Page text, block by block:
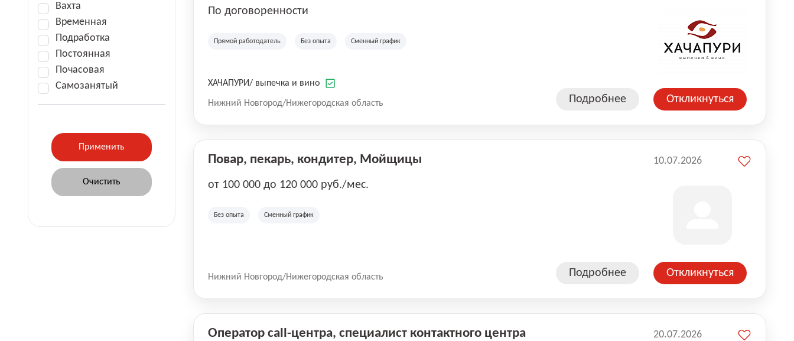
Вахта
Временная
Подработка
Постоянная
Почасовая
Самозанятый
По договоренности
Прямой работодатель Без опыта Сменный график
ХАЧАПУРИ/ выпечка и вино
Нижний Новгород/Нижегородская область Подробнее Откликнуться
Повар, пекарь, кондитер, Мойщицы
от 100 000 до 120 000 руб./мес.
Без опыта Сменный график
Нижний Новгород/Нижегородская область Подробнее
10.07.2026
Откликнуться
Оператор call-центра, специалист контактного центра 20.07.2026